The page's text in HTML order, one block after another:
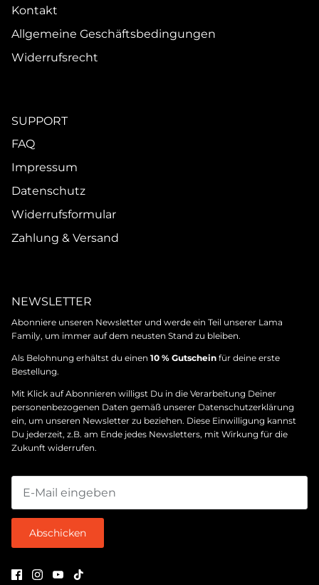
Kontakt
Allgemeine Geschäftsbedingungen
Widerrufsrecht
SUPPORT
FAQ
Impressum
Datenschutz
Widerrufsformular
Zahlung & Versand
NEWSLETTER
Abonniere unseren Newsletter und werde ein Teil unserer Lama
Family, um immer auf dem neusten Stand zu bleiben.
Als Belohnung erhältst du einen 10 % Gutschein für deine erste
Bestellung.
Mit Klick auf Abonnieren willigst Du in die Verarbeitung Deiner
personenbezogenen Daten gemäß unserer Datenschutzerklärung
ein, um unseren Newsletter zu beziehen. Diese Einwilligung kannst
Du jederzeit, z.B. am Ende jedes Newsletters, mit Wirkung für die
Zukunft widerrufen.
Abschicken